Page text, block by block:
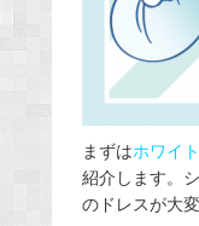
まずはホワイ
紹介します。
のドレスが大